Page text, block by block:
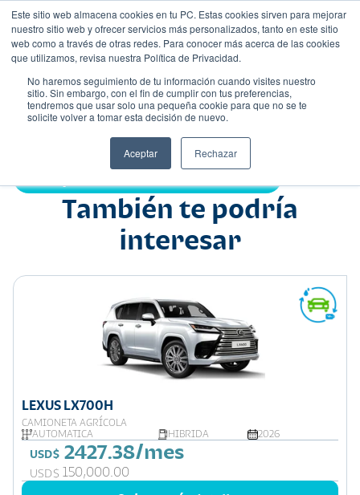
Este sitio web almacena cookies en tu PC. Estas cookies sirven para mejorar
nuestro sitio web y ofrecer servicios más personalizados, tanto en este sitio
web como a través de otras redes. Para conocer más acerca de las cookies
que utilizamos, revisa nuestra Política de Privacidad.
No haremos seguimiento de tu información cuando visites nuestro
sitio. Sin embargo, con el fin de cumplir con tus preferencias,
tendremos que usar solo una pequeña cookie para que no se te
solicite volver a tomar esta decisión de nuevo.
Aceptar Rechazar
Nombre
También te podría
interesar
LEXUS LX700H
CAMIONETA AGRÍCOLA
AUTOMATICA
HIBRIDA 2026
USD$ 2427.38/mes
USD$ 150,000.00